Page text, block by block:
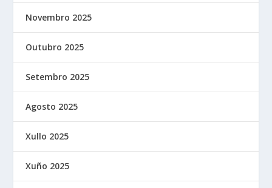
Novembro 2025
Outubro 2025
Setembro 2025
Agosto 2025
Xullo 2025
Xuño 2025